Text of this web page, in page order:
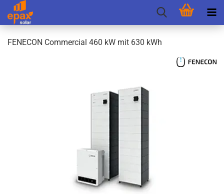
FEN­E­CON Com­mer­cial 460 kW mit 630 kWh